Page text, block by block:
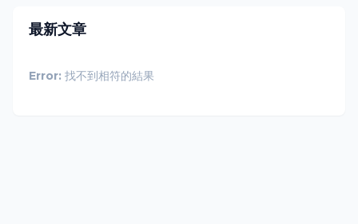
最新文章
Error: 找不到相符的結果